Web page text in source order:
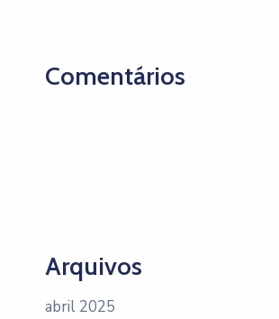
Comentários
Arquivos
abril 2025